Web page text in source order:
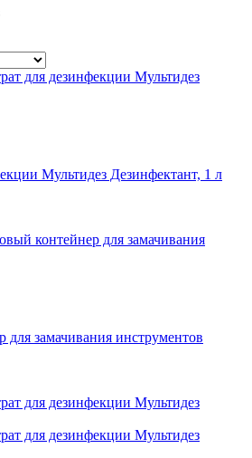
Мультидез Дезинфектант, 1 л
для замачивания инструментов